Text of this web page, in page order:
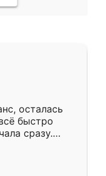
осталась
быстро
сразу.
подошёл к
Собрали
даже